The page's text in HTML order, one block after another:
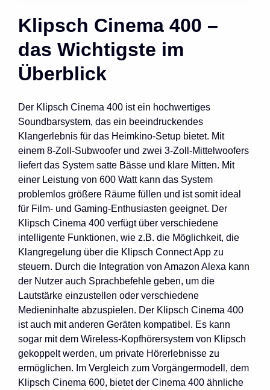
Klipsch Cinema 400 –
das Wichtigste im
Überblick
Der Klipsch Cinema 400 ist ein hochwertiges
Soundbarsystem, das ein beeindruckendes
Klangerlebnis für das Heimkino-Setup bietet. Mit
einem 8-Zoll-Subwoofer und zwei 3-Zoll-Mittelwoofers
liefert das System satte Bässe und klare Mitten. Mit
einer Leistung von 600 Watt kann das System
problemlos größere Räume füllen und ist somit ideal
für Film- und Gaming-Enthusiasten geeignet. Der
Klipsch Cinema 400 verfügt über verschiedene
intelligente Funktionen, wie z.B. die Möglichkeit, die
Klangregelung über die Klipsch Connect App zu
steuern. Durch die Integration von Amazon Alexa kann
der Nutzer auch Sprachbefehle geben, um die
Lautstärke einzustellen oder verschiedene
Medieninhalte abzuspielen. Der Klipsch Cinema 400
ist auch mit anderen Geräten kompatibel. Es kann
sogar mit dem Wireless-Kopfhörersystem von Klipsch
gekoppelt werden, um private Hörerlebnisse zu
ermöglichen. Im Vergleich zum Vorgängermodell, dem
Klipsch Cinema 600, bietet der Cinema 400 ähnliche